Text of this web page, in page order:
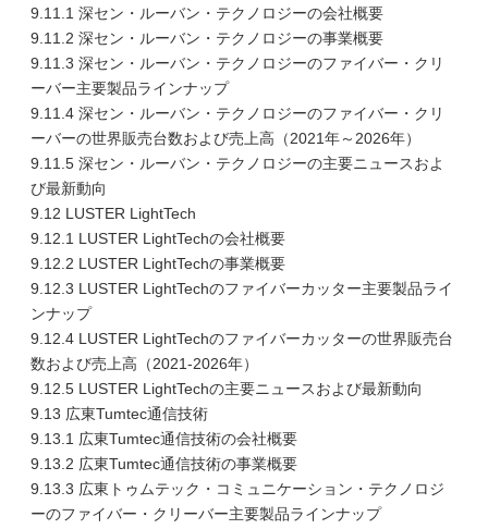
9.11.1 深セン・ルーバン・テクノロジーの会社概要
9.11.2 深セン・ルーバン・テクノロジーの事業概要
9.11.3 深セン・ルーバン・テクノロジーのファイバー・クリ
ーバー主要製品ラインナップ
9.11.4 深セン・ルーバン・テクノロジーのファイバー・クリ
ーバーの世界販売台数および売上高（2021年～2026年）
9.11.5 深セン・ルーバン・テクノロジーの主要ニュースおよ
び最新動向
9.12 LUSTER LightTech
9.12.1 LUSTER LightTechの会社概要
9.12.2 LUSTER LightTechの事業概要
9.12.3 LUSTER LightTechのファイバーカッター主要製品ライ
ンナップ
9.12.4 LUSTER LightTechのファイバーカッターの世界販売台
数および売上高（2021-2026年）
9.12.5 LUSTER LightTechの主要ニュースおよび最新動向
9.13 広東Tumtec通信技術
9.13.1 広東Tumtec通信技術の会社概要
9.13.2 広東Tumtec通信技術の事業概要
9.13.3 広東トゥムテック・コミュニケーション・テクノロジ
ーのファイバー・クリーバー主要製品ラインナップ